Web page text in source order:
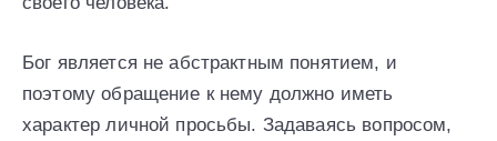
Бог является не абстрактным понятием, и
поэтому обращение к нему должно иметь
характер личной просьбы. Задаваясь вопросом,